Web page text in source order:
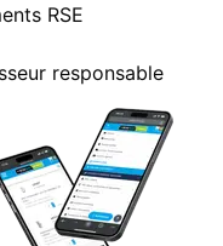
RSE
responsable